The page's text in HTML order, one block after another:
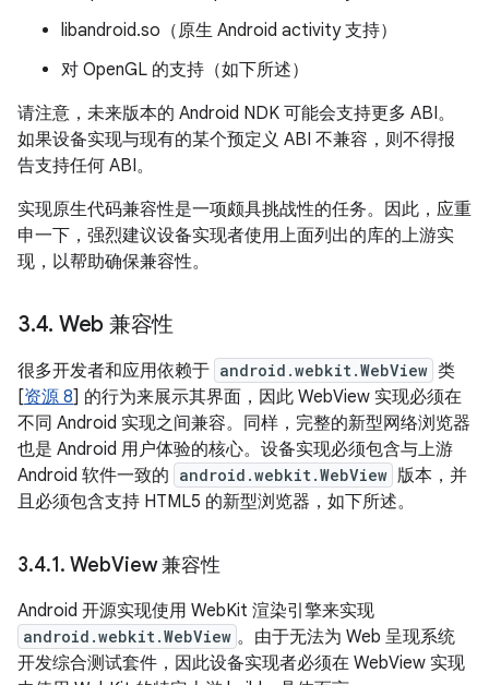
libandroid.so（原生 Android activity 支持）
对 OpenGL 的支持（如下所述）
请注意，未来版本的 Android NDK 可能会支持更多 ABI。
如果设备实现与现有的某个预定义 ABI 不兼容，则不得报
告支持任何 ABI。
实现原生代码兼容性是一项颇具挑战性的任务。因此，应重
申一下，强烈建议设备实现者使用上面列出的库的上游实
现，以帮助确保兼容性。
3.4. Web 兼容性
很多开发者和应用依赖于 android.webkit.WebView 类
[资源 8] 的行为来展示其界面，因此 WebView 实现必须在
不同 Android 实现之间兼容。同样，完整的新型网络浏览器
也是 Android 用户体验的核心。设备实现必须包含与上游
Android 软件一致的 android.webkit.WebView 版本，并
且必须包含支持 HTML5 的新型浏览器，如下所述。
3.4.1. WebView 兼容性
Android 开源实现使用 WebKit 渲染引擎来实现
android.webkit.WebView 。由于无法为 Web 呈现系统
开发综合测试套件，因此设备实现者必须在 WebView 实现